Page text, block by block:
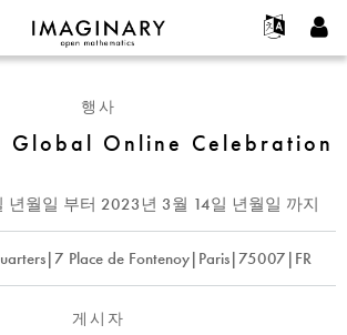
Français
Deutsch
Español
Türkçe
Programs
Galleries
Films
Texts
Exhibitions
나머지 보기...
프로젝트
참가하기
가입하기
새로운 비밀번호 요청하기
행사
Global Online Celebration
년월일 부터 2023년 3월 14일 년월일 까지
Place de Fontenoy|Paris|75007|FR
게시자